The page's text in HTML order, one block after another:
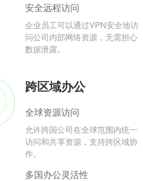
安全远程访问
企业员工可以通过VPN安全地访
问公司内部网络资源，无需担心
数据泄露。
跨区域办公
全球资源访问
允许跨国公司在全球范围内统一
访问和共享资源，支持跨区域协
作。
多国办公灵活性